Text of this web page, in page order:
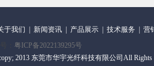
于我们 新闻资讯 产品展示 技术服务
营
粤ICP备2022139295号
2013 东莞市华宇光纤科技有限公司All